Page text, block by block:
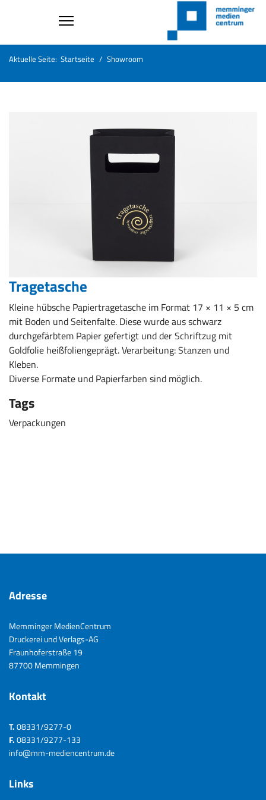
Aktuelle Seite: Startseite Showroom
Tragetasche
Kleine hübsche Papiertragetasche im Format 17 × 11 × 5 cm
mit Boden und Seitenfalte. Diese wurde aus schwarz
durchgefärbtem Papier gefertigt und der Schriftzug mit
Goldfolie heißfoliengeprägt. Verarbeitung: Stanzen und
Kleben.
Diverse Formate und Papierfarben sind möglich.
Tags
Verpackungen
Adresse
Memminger MedienCentrum
Druckerei und Verlags-AG
Fraunhoferstraße 19
87700 Memmingen
Kontakt
T.08331/9277-0
F.08331/9277-133
info@mm-mediencentrum.de
Links